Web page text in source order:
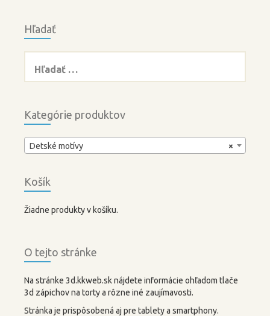
Hľadať
Kategórie produktov
×
Detské motívy
Košík
Žiadne produkty v košíku.
O tejto stránke
Na stránke 3d.kkweb.sk nájdete informácie ohľadom tlače
3d zápichov na torty a rôzne iné zaujímavosti.
Stránka je prispôsobená aj pre tablety a smartphony.